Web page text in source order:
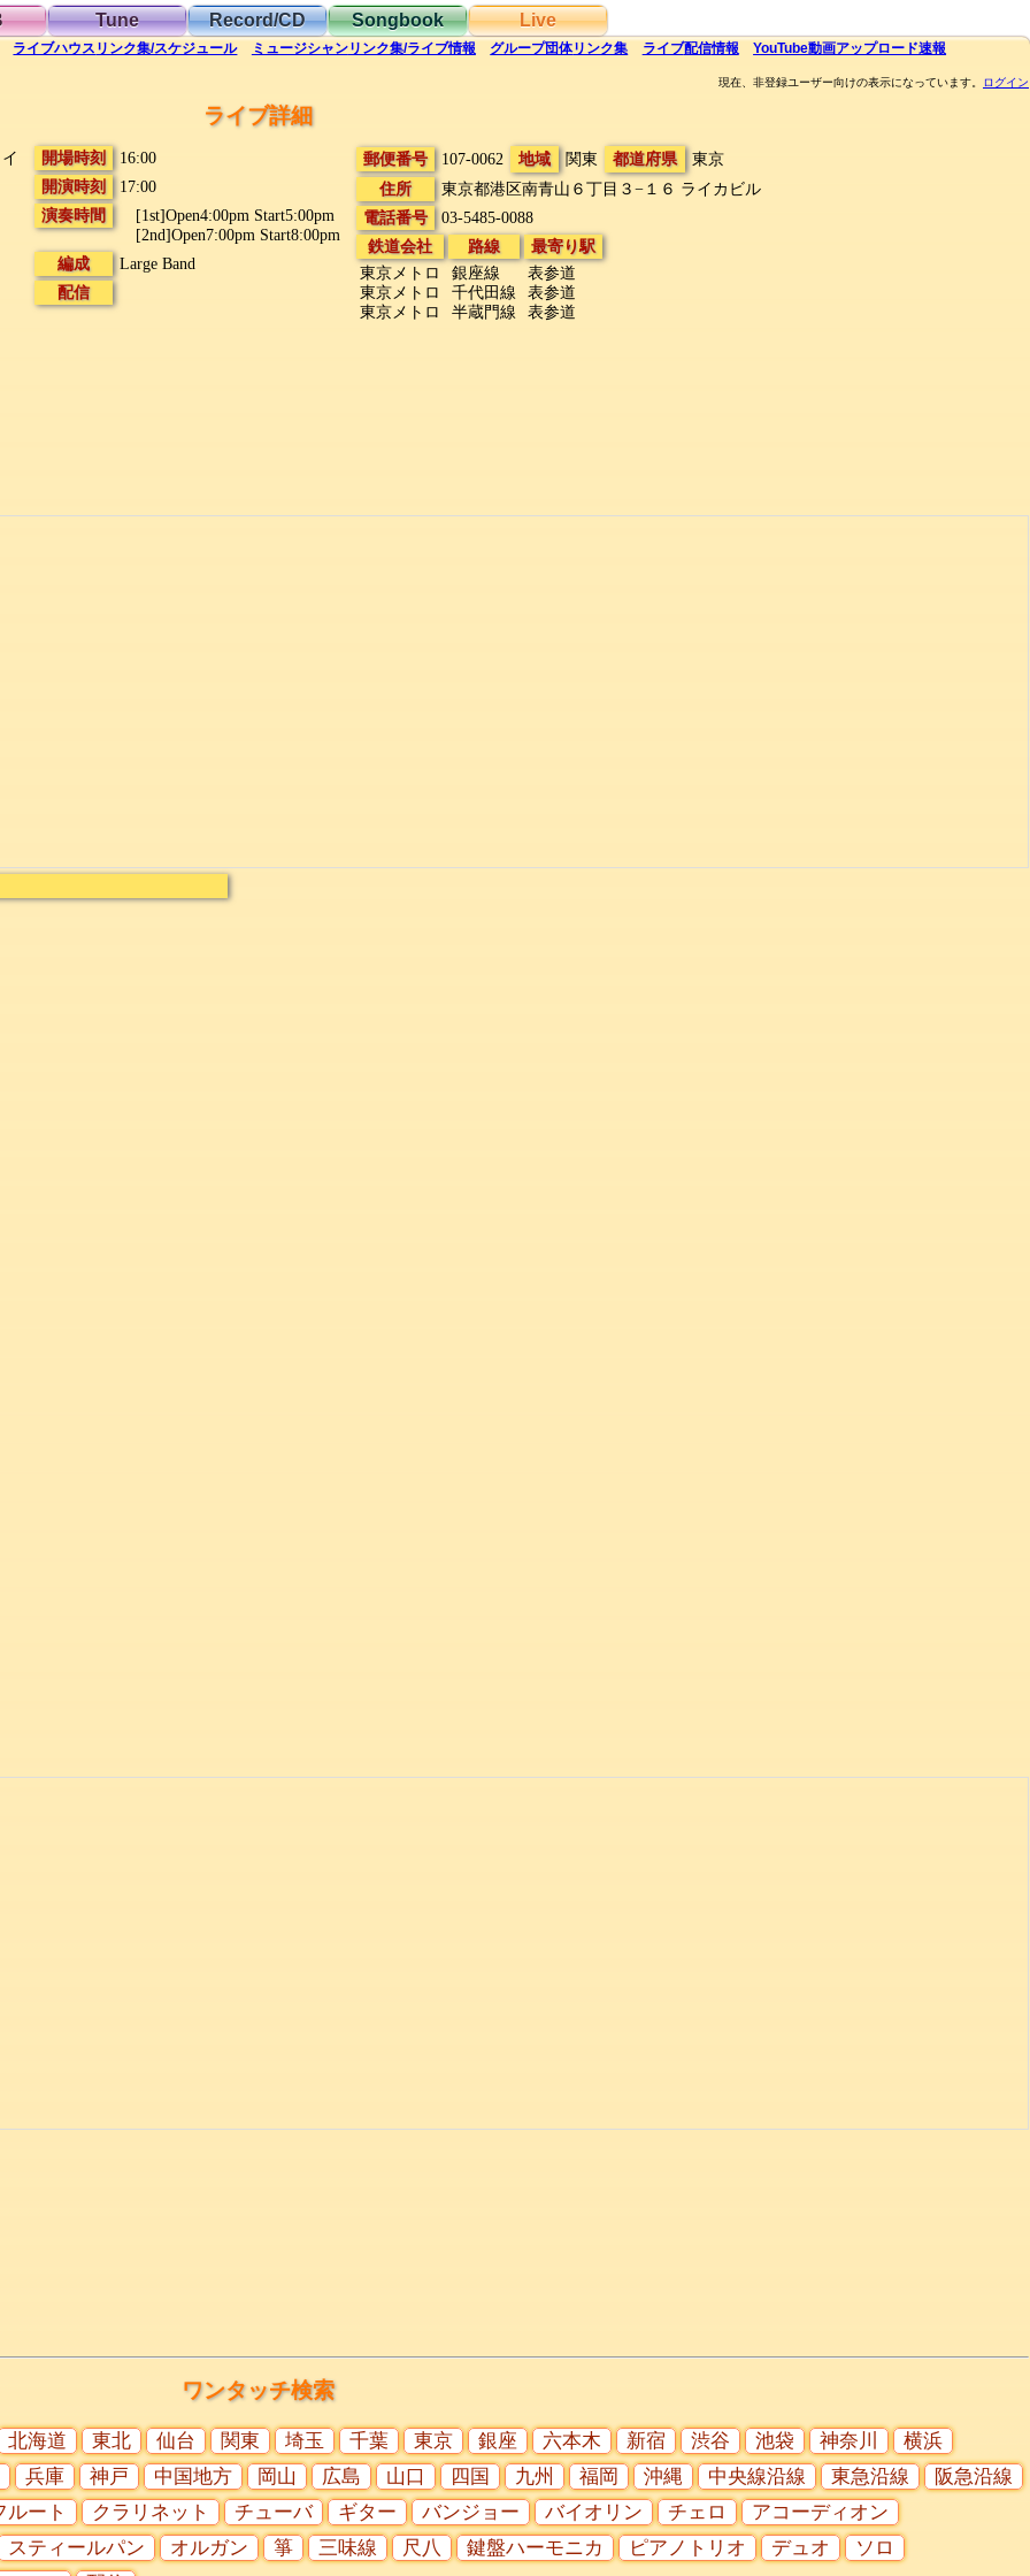
Tune Record/CD Songbook Live
ライブハウス リンク集/スケジュール ミュージシャンリンク集/ライブ情報 グループ団体リンク集 ライブ配信情報 YouTube動画アップロード速報
現在、非登録ユーザー向けの表示になっています。 ログイン
ライブ詳細
開場時刻
16:00
開演時刻
17:00
演奏時間
[1st]Open4:00pm Start5:00pm
[2nd]Open7:00pm Start8:00pm
編成
Large Band
配信
郵便番号 107-0062 地域 関東 都道府県
東京
住所
東京都港区南青山６丁目３−１６ ライカビル
電話番号
03-5485-0088
鉄道会社
東京メトロ
東京メトロ
東京メトロ
路線
銀座線
千代田線
半蔵門線
最寄り駅
表参道
表参道
表参道
ワンタッチ検索
北海道 東北 仙台 関東 埼玉 千葉 東京 銀座 六本木 新宿 渋谷 池袋 神奈川
横浜
兵庫
神戸 中国地方 岡山 広島 山口 四国 九州 福岡 沖縄 中央線沿線 東急沿線
阪急沿線
ルート
クラリネット チューバ ギター バンジョー バイオリン チェロ
アコーディオン
スティールパン
オルガン 箏 三味線 尺八 鍵盤ハーモニカ ピアノトリオ デュオ
ソロ